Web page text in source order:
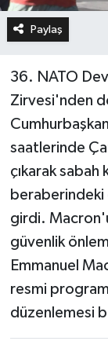
Paylaş
36. NATO
Zirvesi'nden
saatlerinde
çıkarak
beraberindeki
girdi.
güvenlik
Emmanuel
resmi
düzenlemesi